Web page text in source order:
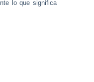
lo que significa